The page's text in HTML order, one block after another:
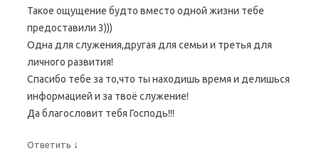
Такое ощущение будто вместо одной жизни тебе
предоставили 3)))
Одна для служения,другая для семьи и третья для
личного развития!
Спасибо тебе за то,что ты находишь время и делишься
информацией и за твоё служение!
Да благословит тебя Господь!!!
Ответить ↓